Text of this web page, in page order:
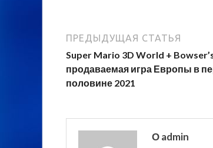
ПРЕДЫДУЩАЯ СТАТЬЯ
Super Mario 3D World +
продаваемая игра Европы в
половине 2021
О admin